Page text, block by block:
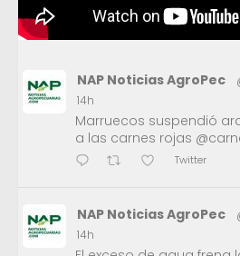
NAP Noticias AgroPec
14h
Marruecos suspendió
a las carnes rojas
Twitter
NAP Noticias AgroPec
14h